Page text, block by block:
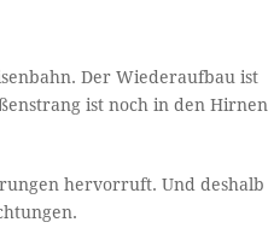
Der Wiederaufbau ist
ist noch in den Hirnen
hervorruft. Und deshalb